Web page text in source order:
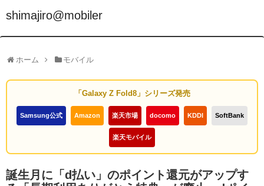
shimajiro@mobiler
ホーム モバイル
「Galaxy Z Fold8」シリーズ発売
Samsung公式 Amazon 楽天市場 docomo KDDI SoftBank
楽天モバイル
誕生月に「d払い」のポイント還元がアップす